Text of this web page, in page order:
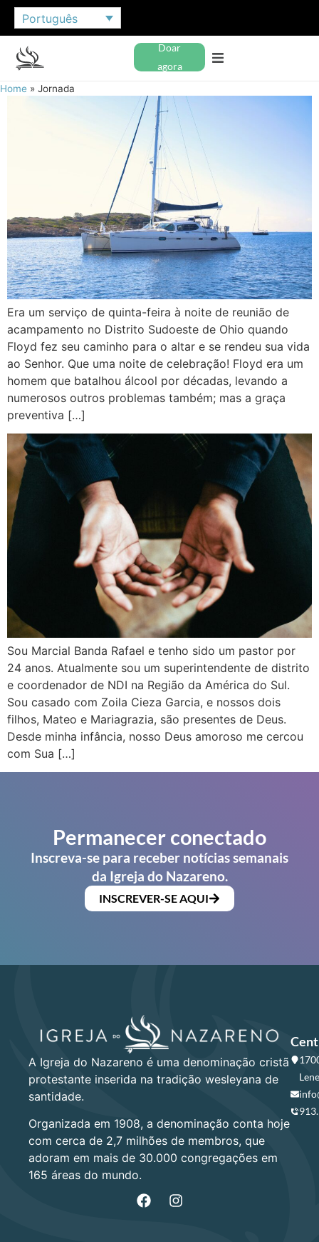
Português
Doar
agora
Home » Jornada
Era um serviço de quinta-feira à noite de reunião de
acampamento no Distrito Sudoeste de Ohio quando
Floyd fez seu caminho para o altar e se rendeu sua vida
ao Senhor. Que uma noite de celebração! Floyd era um
homem que batalhou álcool por décadas, levando a
numerosos outros problemas também; mas a graça
preventiva […]
Sou Marcial Banda Rafael e tenho sido um pastor por
24 anos. Atualmente sou um superintendente de distrito
e coordenador de NDI na Região da América do Sul.
Sou casado com Zoila Cieza Garcia, e nossos dois
filhos, Mateo e Mariagrazia, são presentes de Deus.
Desde minha infância, nosso Deus amoroso me cercou
com Sua […]
Permanecer conectado
Inscreva-se para receber notícias semanais
da Igreja do Nazareno.
INSCREVER-SE AQUI
A Igreja do Nazareno é uma denominação cristã
protestante inserida na tradição wesleyana de
santidade.
Organizada em 1908, a denominação conta hoje
com cerca de 2,7 milhões de membros, que
adoram em mais de 30.000 congregações em
165 áreas do mundo.